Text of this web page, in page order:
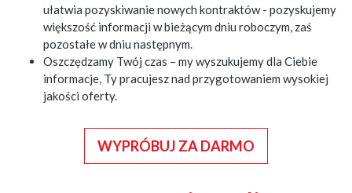
ułatwia pozyskiwanie nowych kontraktów - pozyskujemy
większość informacji w bieżącym dniu roboczym, zaś
pozostałe w dniu następnym.
Oszczędzamy Twój czas – my wyszukujemy dla Ciebie
informacje, Ty pracujesz nad przygotowaniem wysokiej
jakości oferty.
WYPRÓBUJ ZA DARMO